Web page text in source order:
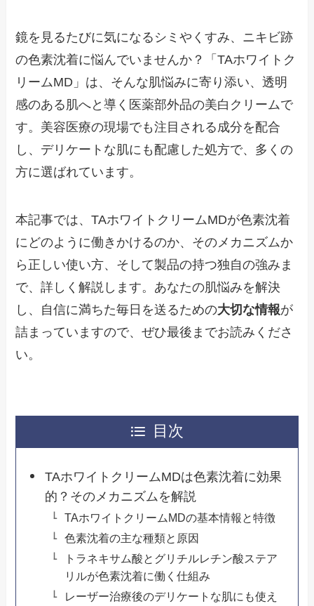
鏡を見るたびに気になるシミやくすみ、ニキビ跡
の色素沈着に悩んでいませんか？「TAホワイトク
リームMD」は、そんな肌悩みに寄り添い、透明
感のある肌へと導く医薬部外品の美白クリームで
す。美容医療の現場でも注目される成分を配合
し、デリケートな肌にも配慮した処方で、多くの
方に選ばれています。
本記事では、TAホワイトクリームMDが色素沈着
にどのように働きかけるのか、そのメカニズムか
ら正しい使い方、そして製品の持つ独自の強みま
で、詳しく解説します。あなたの肌悩みを解決
し、自信に満ちた毎日を送るための大切な情報が
詰まっていますので、ぜひ最後までお読みくださ
い。
目次
TAホワイトクリームMDは色素沈着に効果
的？そのメカニズムを解説
TAホワイトクリームMDの基本情報と特徴
色素沈着の主な種類と原因
トラネキサム酸とグリチルレチン酸ステア
リルが色素沈着に働く仕組み
レーザー治療後のデリケートな肌にも使え